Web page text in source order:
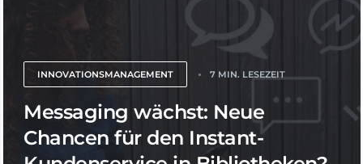
INNOVATIONSMANAGEMENT 7 MIN. LESEZEIT
Messaging wächst: Neue
Chancen für den Instant-